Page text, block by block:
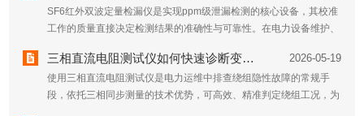
SF6红外双波定量检漏仪是实现ppm级泄漏检测的核心设备，其校准
工作的质量直接决定检测结果的准确性与可靠性。在电力设备维护、
终处于最佳工作状态的前提。以下从标准物质选用、环境条件控...
三相直流电阻测试仪如何快速诊断变压器绕组故障？ 2026-05-19
使用三相直流电阻测试仪是电力运维中排查绕组隐性故障的常规手
段，依托三相同步测量的技术优势，可高效、精准判定绕组工况，为